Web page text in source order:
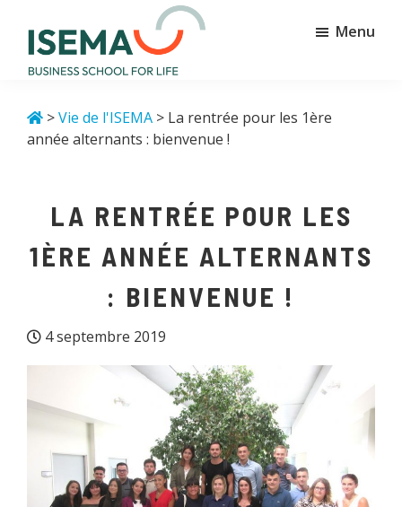
contenu
principal
pied
school
for
life
Menu
>Vie de l'ISEMA > La rentrée pour les 1ère
année alternants : bienvenue !
LA RENTRÉE POUR LES
1ÈRE ANNÉE ALTERNANTS
: BIENVENUE !
4 septembre 2019